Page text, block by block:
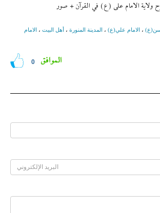
ولاية الامام علی (ع) في القرآن + صور
، الامام علي(ع) ، المدينة المنورة ، أهل البيت ، الامام
0 الموافق